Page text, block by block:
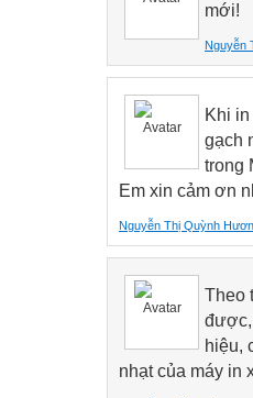
mới!
Nguyễn
Khi
gạch
trong
Em xin cảm ơn
Nguyễn Thị Quỳnh
Theo
được,
hiệu,
nhạt của máy in